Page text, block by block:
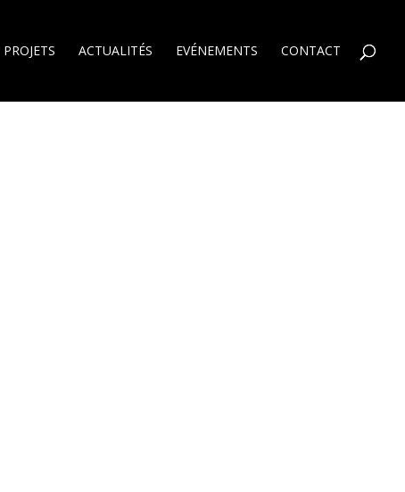
PROJETS ACTUALITÉS EVÉNEMENTS CONTACT